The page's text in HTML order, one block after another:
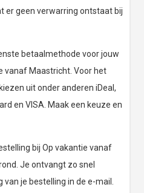
er geen verwarring ontstaat bij
betaalmethode voor jouw
vanaf Maastricht. Voor het
uit onder anderen iDeal,
en VISA. Maak een keuze en
bij Op vakantie vanaf
Je ontvangt zo snel
je bestelling in de e-mail.